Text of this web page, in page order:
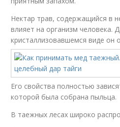
Нектар трав, содержащийся в
влияет на организм человека.
кристаллизовавшемся виде он
Его свойства полностью
которой была собрана пыльца.
В таежных лесах широко